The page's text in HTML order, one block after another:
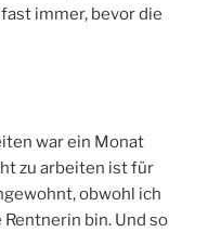
immer, bevor die
war ein Monat
zu arbeiten ist für
obwohl ich
bin. Und so